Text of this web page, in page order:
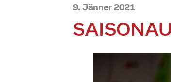
9. Jänner 2021